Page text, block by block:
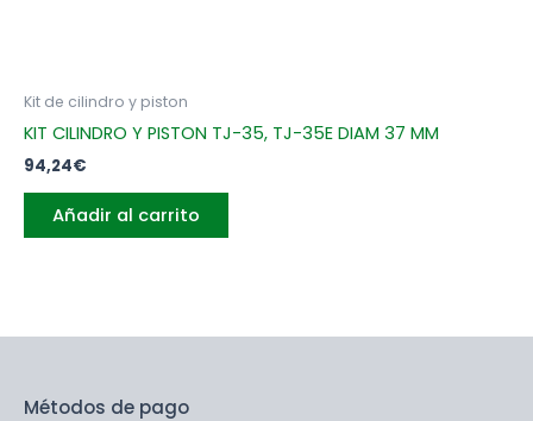
Kit de cilindro y piston
KIT CILINDRO Y PISTON TJ-35, TJ-35E DIAM 37 MM
94,24€
Añadir al carrito
Métodos de pago